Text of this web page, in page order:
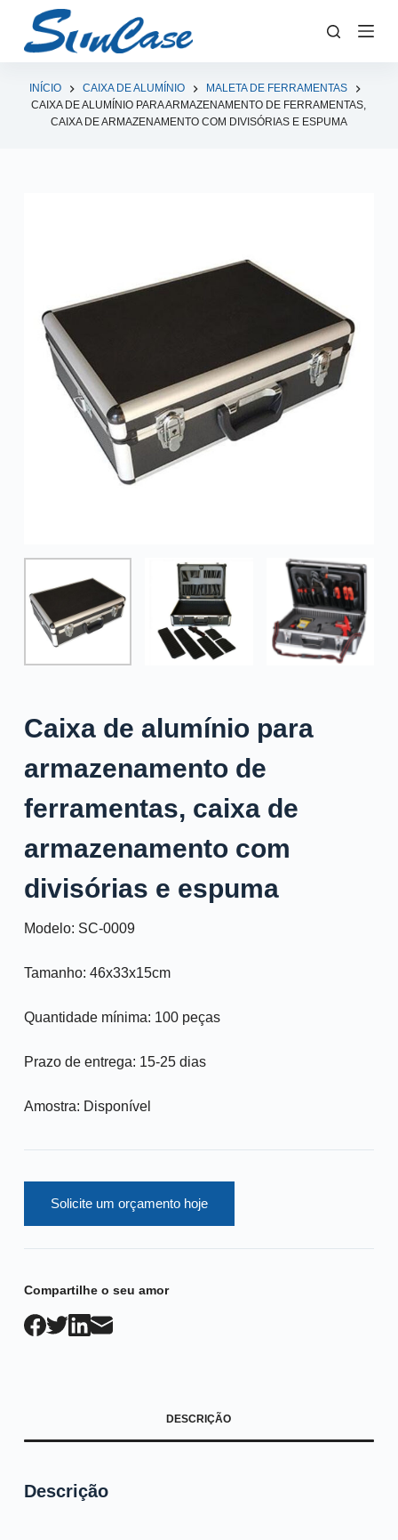
u
INÍCIO CAIXA DE ALUMÍNIO
MALETA DE FERRAMENTAS
CAIXA DE ALUMÍNIO PARA ARMAZENAMENTO DE FERRAMENTAS,
CAIXA DE ARMAZENAMENTO COM DIVISÓRIAS E ESPUMA
Caixa de alumínio para
armazenamento de
ferramentas, caixa de
armazenamento com
divisórias e espuma
Modelo: SC-0009
Tamanho: 46x33x15cm
Quantidade mínima: 100 peças
Prazo de entrega: 15-25 dias
Amostra: Disponível
Solicite um orçamento hoje
Compartilhe o seu amor
DESCRIÇÃO
Descrição